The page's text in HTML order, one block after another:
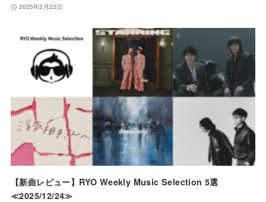
2025年2月22日
【新曲レビュー】RYO Weekly Music Selection 5選
≪2025/12/24≫